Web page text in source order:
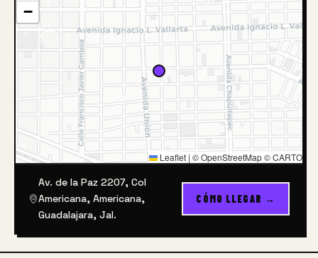
−
Leaflet | © OpenStreetMap © CARTO
Av. de la Paz 2207, Col
Americana, Americana,
Guadalajara, Jal.
CÓMO LLEGAR →